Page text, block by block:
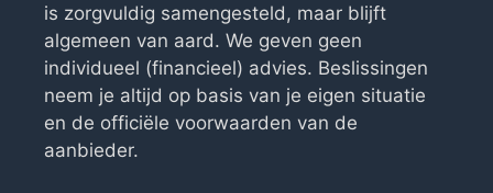
is zorgvuldig samengesteld, maar blijft
algemeen van aard. We geven geen
individueel (financieel) advies. Beslissingen
neem je altijd op basis van je eigen situatie
en de officiële voorwaarden van de
aanbieder.